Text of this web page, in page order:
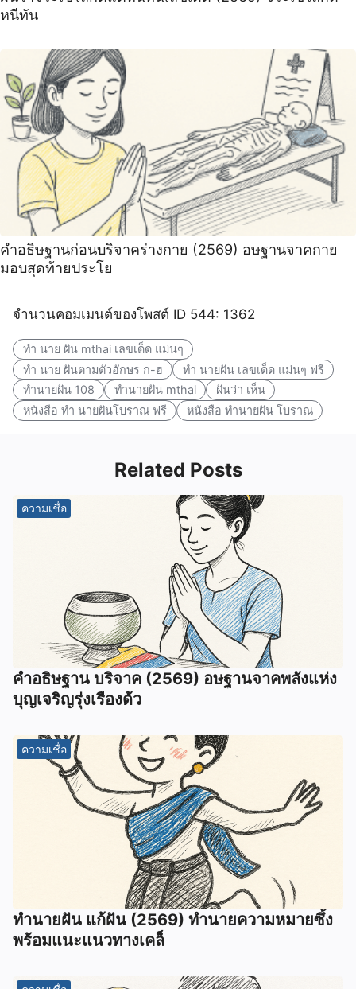
หนีทัน
คำอธิษฐานก่อนบริจาคร่างกาย (2569) อษฐานจาคกาย
มอบสุดท้ายประโย
จำนวนคอมเมนต์ของโพสต์ ID 544: 1362
ทํา นาย ฝัน mthai เลขเด็ด แม่นๆ
ทํา นาย ฝันตามตัวอักษร ก-ฮ
ทํา นายฝัน เลขเด็ด แม่นๆ ฟรี
ทำนายฝัน 108
ทำนายฝัน mthai
ฝันว่า เห็น
หนังสือ ทํา นายฝันโบราณ ฟรี
หนังสือ ทำนายฝัน โบราณ
Related Posts
ความเชื่อ
คำอธิษฐาน บริจาค (2569) อษฐานจาคพลังแห่ง
บุญเจริญรุ่งเรืองด้ว
ความเชื่อ
ทํานายฝัน แก้ฝัน (2569) ทํานายความหมายซึ้ง
พร้อมแนะแนวทางเคล็